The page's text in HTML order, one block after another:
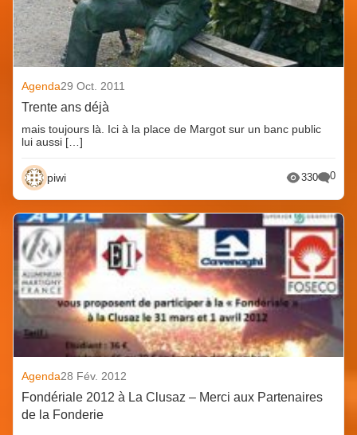
Agenda29 Oct. 2011
Trente ans déjà
mais toujours là. Ici à la place de Margot sur un banc public
lui aussi […]
piwi 330 0
Agenda28 Fév. 2012
Fondériale 2012 à La Clusaz – Merci aux Partenaires
de la Fonderie